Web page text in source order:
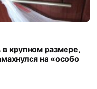
крупном размере,
на «особо